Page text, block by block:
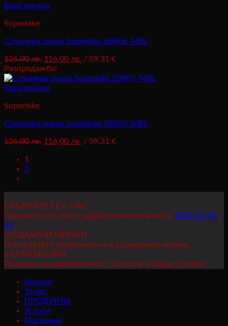
126,00 лв..
Бърз поглед
Superbike
Слънчеви очила Superbike SB906_MBL
126,00лв. Original
price
was:
126,00 лв..
116,00 лв. Текущата
е:
/ 59.31 €
Разпродажба!
Бърз поглед
Superbike
Слънчеви очила Superbike SB907_MBL
126,00лв. Original
116,00 лв. Текущата
/ 59.31 €
1
2
СВЪРЖЕТЕ СЕ С НАС
Свържете се с нас и задайте своите въпроси. 0896 66 28
62
СОЦИАЛНИ МРЕЖИ
Последвайте профилите ни в социалните мрежи.
БЪРЗИ ВРЪЗКИ
Политики за поверителност, сигнали и общи условия
Начало
За нас
ПРОДУКТИ
Услуги
Магазини